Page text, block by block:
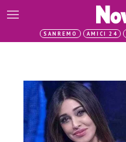
SANREMO AMICI 24